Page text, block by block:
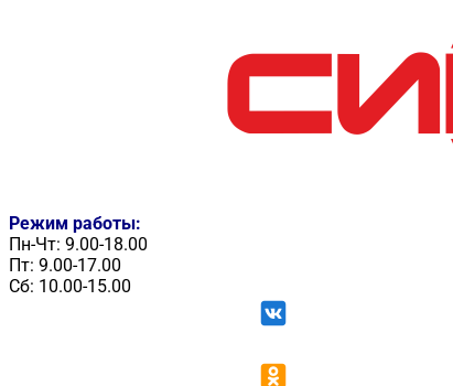
Режим работы:
Пн-Чт: 9.00-18.00
Пт: 9.00-17.00
Сб: 10.00-15.00